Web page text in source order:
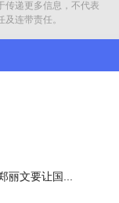
局的传闻仍未减弱，
零组件的规格与效
传递更多信息，不代表
连带责任。
丽文要让国...